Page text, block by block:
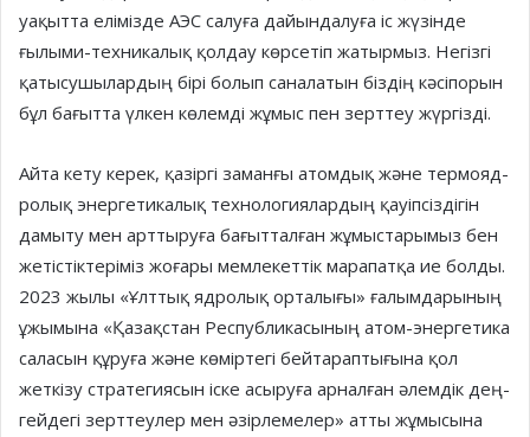
уақытта елі­міз­де АЭС салуға да­йындалуға іс жүзінде
ғылыми-техникалық қолдау көрсетіп жатырмыз. Негізгі
қатысушылардың бірі болып саналатын біздің кәсіпорын
бұл бағытта үлкен көлемді жұ­мыс пен зерттеу жүргізді.
Айта кету керек, қазіргі за­ман­ғы атомдық және термо­­яд­
ролық энергетикалық техно­ло­гиялардың қауіпсіздігін
дамыту мен арттыруға бағыт­тал­ған жұмыстарымыз бен
жетіс­тіктеріміз жоғары мем­лекеттік марапатқа ие болды.
2023 жылы «Ұлттық ядролық орта­лы­­ғы» ғалымдарының
ұжымына «Қа­зақстан Республикасының атом-энергетика
саласын құруға және көміртегі бейтараптығына қол
жеткізу стратегиясын іске асыруға арналған әлемдік дең­
гей­дегі зерттеулер мен әзірле­мелер» атты жұмысына